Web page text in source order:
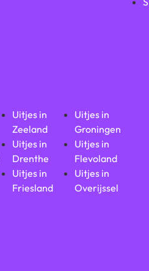
Uitjes in
Zeeland
Uitjes in
Drenthe
Uitjes in
Friesland
Uitjes in
Groningen
Uitjes in
Flevoland
Uitjes in
Overijssel